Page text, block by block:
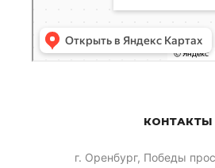
КОНТАКТЫ
​г. Оренбург, Победы